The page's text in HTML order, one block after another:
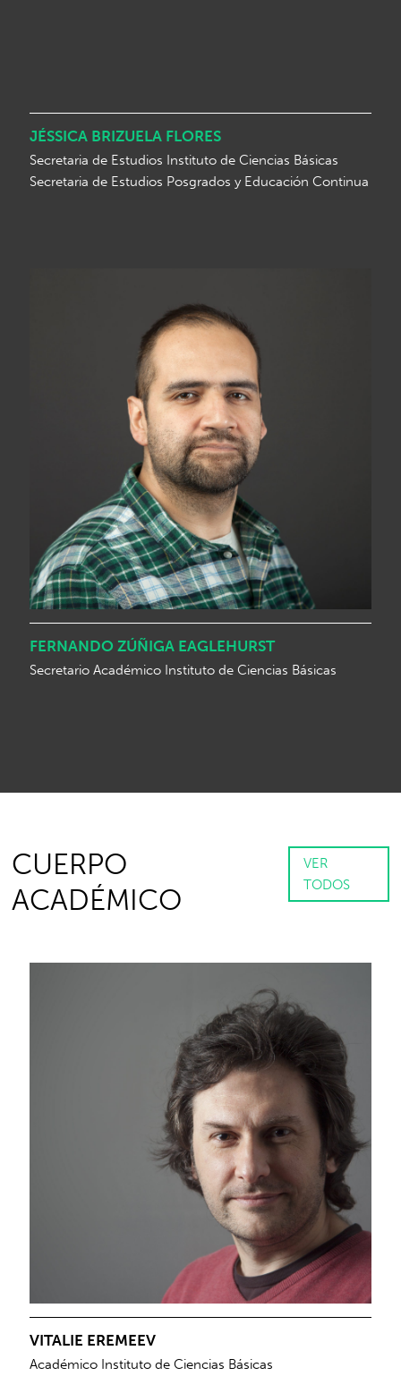
JÉSSICA BRIZUELA FLORES
Secretaria de Estudios Instituto de Ciencias Básicas
Secretaria de Estudios Posgrados y Educación Continua
FERNANDO ZÚÑIGA EAGLEHURST
Secretario Académico Instituto de Ciencias Básicas
CUERPO
ACADÉMICO
VER
TODOS
VITALIE EREMEEV
Académico Instituto de Ciencias Básicas